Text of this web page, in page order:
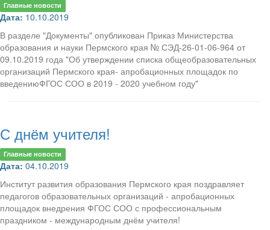
Главные новости
Дата: 10.10.2019
В разделе "Документы" опубликован Приказ Министерства
образования и науки Пермского края № СЭД-26-01-06-964 от
09.10.2019 года "Об утверждении списка общеобразовательных
организаций Пермского края- апробационных площадок по
введениюФГОС СОО в 2019 - 2020 учебном году"
С днём учителя!
Главные новости
Дата: 04.10.2019
Институт развития образования Пермского края поздравляет
педагогов образовательных организаций - апробационных
площадок внедрения ФГОС СОО с профессиональным
праздником - международным днём учителя!